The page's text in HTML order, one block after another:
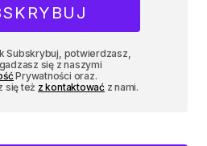
Subskrybuj, potwierdzasz,
się z naszymi
Prywatności oraz.
się też z kontaktowaćz nami.